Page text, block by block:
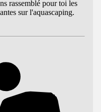
rassemblé pour toi les
sur l'aquascaping.